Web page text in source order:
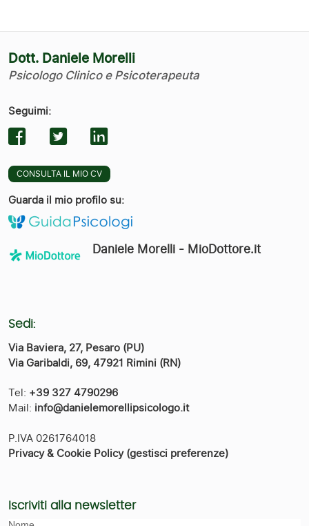
Dott. Daniele Morelli
Psicologo Clinico e Psicoterapeuta
Seguimi:
CONSULTA IL MIO CV
Guarda il mio profilo su:
Daniele Morelli - MioDottore.it
Sedi:
Via Baviera, 27, Pesaro (PU)
Via Garibaldi, 69, 47921 Rimini (RN)
Tel: +39 327 4790296
Mail: info@danielemorellipsicologo.it
P.IVA 0261764018
Privacy & Cookie Policy (gestisci preferenze)
Iscriviti alla newsletter